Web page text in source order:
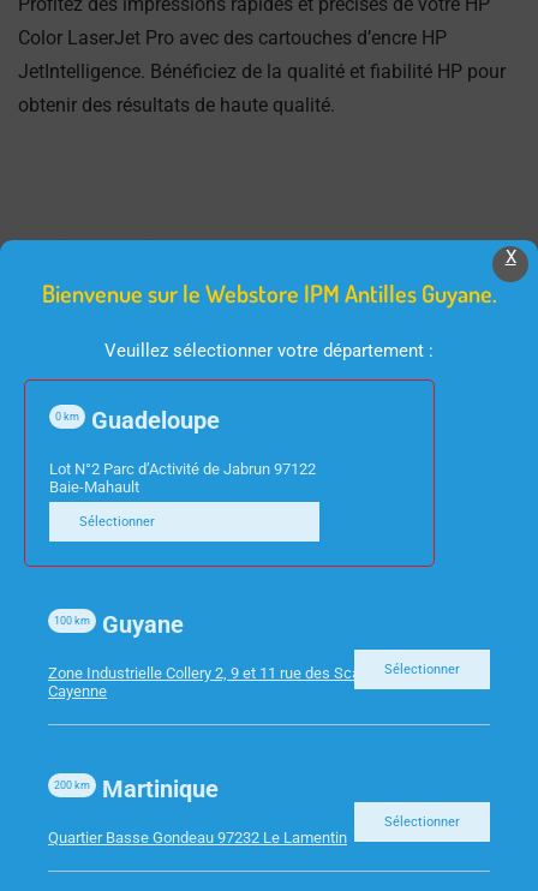
Color LaserJet Pro avec des cartouches d’encre HP
JetIntelligence. Bénéficiez de la qualité et fiabilité HP pour
obtenir des résultats de haute qualité.
Produits Similaires
CONSOMMABLES
HP COMPATIBLE 131A
MAGENTA
HP COMPATIBLE 78A –
X
Bienvenue sur le Webstore IPM Antilles Guyane.
Veuillez sélectionner votre département :
Guadeloupe
0 km
Lot N°2 Parc d’Activité de Jabrun 97122
Baie-Mahault
Sélectionner
Guyane
100 km
Zone Industrielle Collery 2, 9 et 11 rue des Scarabees 97300
Cayenne
Sélectionner
Martinique
200 km
Quartier Basse Gondeau 97232 Le Lamentin
Sélectionner